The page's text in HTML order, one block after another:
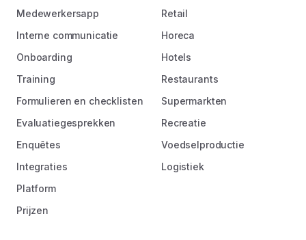
Medewerkersapp
Interne communicatie
Onboarding
Training
Formulieren en checklisten
Evaluatiegesprekken
Enquêtes
Integraties
Platform
Prijzen
Retail
Horeca
Hotels
Restaurants
Supermarkten
Recreatie
Voedselproductie
Logistiek